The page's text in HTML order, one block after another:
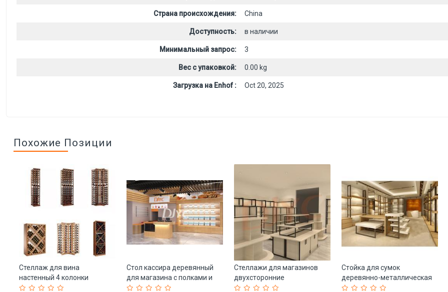
Страна происхождения: China
Доступность: в наличии
Минимальный запрос: 3
Вес с упаковкой: 0.00 kg
Загрузка на Enhof : Oct 20, 2025
Похожие Позиции
Стеллаж для вина
настенный 4 колонки
изогнутый угол (арт. 25-
Стол кассира деревянный
для магазина с полками и
ящиками (арт. 25-19080398)
Стеллажи для магазинов
двухсторонние
высококачественные (арт.
Стойка для сумок
деревянно-металлическая
классическая (арт. 25-